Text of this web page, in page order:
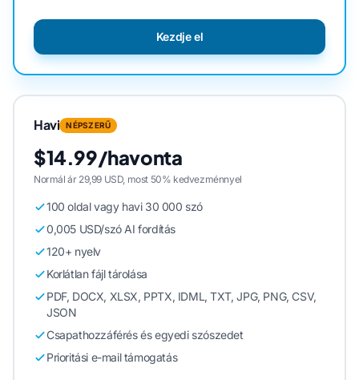
Kezdje el
Havi NÉPSZERŰ
$14.99/havonta
Normál ár 29,99 USD, most 50% kedvezménnyel
100 oldal vagy havi 30 000 szó
0,005 USD/szó AI fordítás
120+ nyelv
Korlátlan fájl tárolása
PDF, DOCX, XLSX, PPTX, IDML, TXT, JPG, PNG, CSV,
JSON
Csapathozzáférés és egyedi szószedet
Prioritási e-mail támogatás